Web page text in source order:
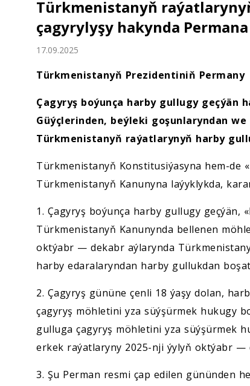
Ykdysadyýet
Jemgyýet
Medeniýet
Ylym
Sport
Türkmenistanyň
çagyrylyşy hakynda
17.09.2025
Türkmenistanyň Prezidentiniň Permany
Çagyryş boýunça harby gullugy geçýän
Güýçlerinden, beýleki goşunlaryndan
Türkmenistanyň raýatlarynyň harby
Türkmenistanyň Konstitusiýasyna hem-de
Türkmenistanyň Kanunyna laýyklykda,
1. Çagyryş boýunça harby gullugy geçýän,
Türkmenistanyň Kanunynda bellenen
oktýabr — dekabr aýlarynda
harby edaralaryndan harby gullukdan
2. Çagyryş gününe çenli 18 ýaşy dolan,
çagyryş möhletini yza süýşürmek hukugy
gulluga çagyryş möhletini yza süýşürmek
erkek raýatlaryny 2025-nji ýylyň oktýabr —
3. Şu Perman resmi çap edilen gününden